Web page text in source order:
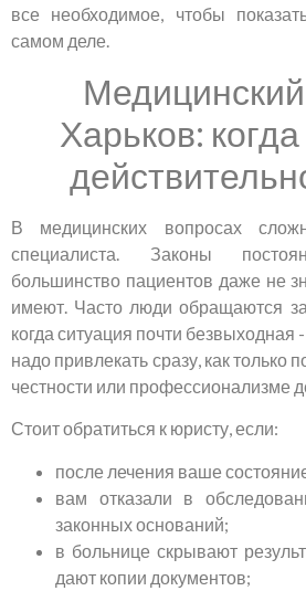
все необходимое, чтобы
самом деле.
Харьков:
В медицинских вопросах
специалиста. Законы
большинство пациентов даже не
имеют. Часто люди обращаются
когда ситуация почти
надо привлекать сразу, как только
честности или профессионализме
Стоит обратиться к юристу, если:
после лечения ваше
вам отказали в
законных оснований;
в больнице скрывают
дают копии документов;